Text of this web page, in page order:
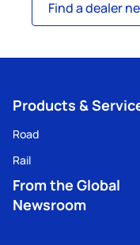
Find a dealer
Products &
Road
Rail
From the Global
Newsroom